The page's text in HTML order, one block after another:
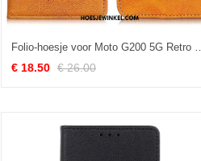
Folio-hoesje voor Moto
€ 18.50 € 26.00